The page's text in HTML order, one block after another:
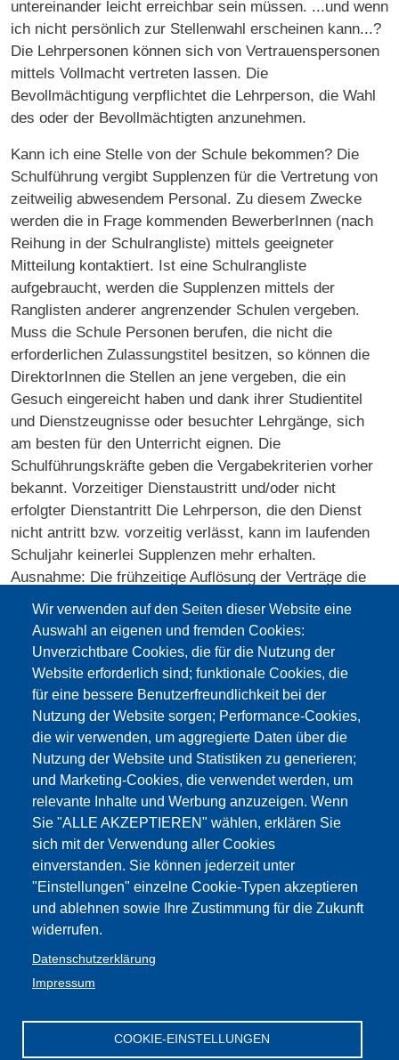
Wir verwenden auf den Seiten dieser Website eine
Auswahl an eigenen und fremden Cookies:
Unverzichtbare Cookies, die für die Nutzung der
Website erforderlich sind; funktionale Cookies, die
für eine bessere Benutzerfreundlichkeit bei der
Nutzung der Website sorgen; Performance-Cookies,
die wir verwenden, um aggregierte Daten über die
Nutzung der Website und Statistiken zu generieren;
und Marketing-Cookies, die verwendet werden, um
relevante Inhalte und Werbung anzuzeigen. Wenn
Sie "ALLE AKZEPTIEREN" wählen, erklären Sie
sich mit der Verwendung aller Cookies
einverstanden. Sie können jederzeit unter
"Einstellungen" einzelne Cookie-Typen akzeptieren
und ablehnen sowie Ihre Zustimmung für die Zukunft
widerrufen.
Datenschutzerklärung
Impressum
COOKIE-EINSTELLUNGEN
untereinander leicht erreichbar sein müssen. ...und wenn
ich nicht persönlich zur Stellenwahl erscheinen kann...?
Die Lehrpersonen können sich von Vertrauenspersonen
mittels Vollmacht vertreten lassen. Die
Bevollmächtigung verpflichtet die Lehrperson, die Wahl
des oder der Bevollmächtigten anzunehmen.
Kann ich eine Stelle von der Schule bekommen? Die
Schulführung vergibt Supplenzen für die Vertretung von
zeitweilig abwesendem Personal. Zu diesem Zwecke
werden die in Frage kommenden BewerberInnen (nach
Reihung in der Schulrangliste) mittels geeigneter
Mitteilung kontaktiert. Ist eine Schulrangliste
aufgebraucht, werden die Supplenzen mittels der
Ranglisten anderer angrenzender Schulen vergeben.
Muss die Schule Personen berufen, die nicht die
erforderlichen Zulassungstitel besitzen, so können die
DirektorInnen die Stellen an jene vergeben, die ein
Gesuch eingereicht haben und dank ihrer Studientitel
und Dienstzeugnisse oder besuchter Lehrgänge, sich
am besten für den Unterricht eignen. Die
Schulführungskräfte geben die Vergabekriterien vorher
bekannt. Vorzeitiger Dienstaustritt und/oder nicht
erfolgter Dienstantritt Die Lehrperson, die den Dienst
nicht antritt bzw. vorzeitig verlässt, kann im laufenden
Schuljahr keinerlei Supplenzen mehr erhalten.
Ausnahme: Die frühzeitige Auflösung der Verträge die
nicht bis Ende des Schuljahrs gehen, ist innerhalb 31.
Dezember möglich um eine Supplenz bis Ende der
didaktischen Tätigkeit anzunehmen. Sommergehalt Dem
Personal mit zeitlich befristetem Auftrag steht die
Besoldung auch für die Zeit nach dem Ende des
Unterrichtes und während der Sommerferien zu, wenn
es im Laufe des Schuljahres wenigstens 7 Monate
Dienst geleistet hat und am Ende des Unterrichts auf
jeden Fall im Dienst steht. Verlängerung eines
befristeten Vertrages - Didaktische Kontinuität Aus
Gründen der didaktischen Kontinuität wird ein Vertrag ab
dem darauf folgenden Tag verlängert, wenn auf eine
Abwesenheit der/des Stelleninhabers/In eine weitere
ohne Unterbrechung folgt. Wenn auf zwei aufeinander
folgende Abwesenheiten der/des Stelleninhabers/In
Feiertage, und/oder schul- oder unterrichtsfreie Tage
fallen und die/der Stelleninhaber/In den Dienst nicht
wieder aufnimmt, so wird ebenfalls der Vertrag